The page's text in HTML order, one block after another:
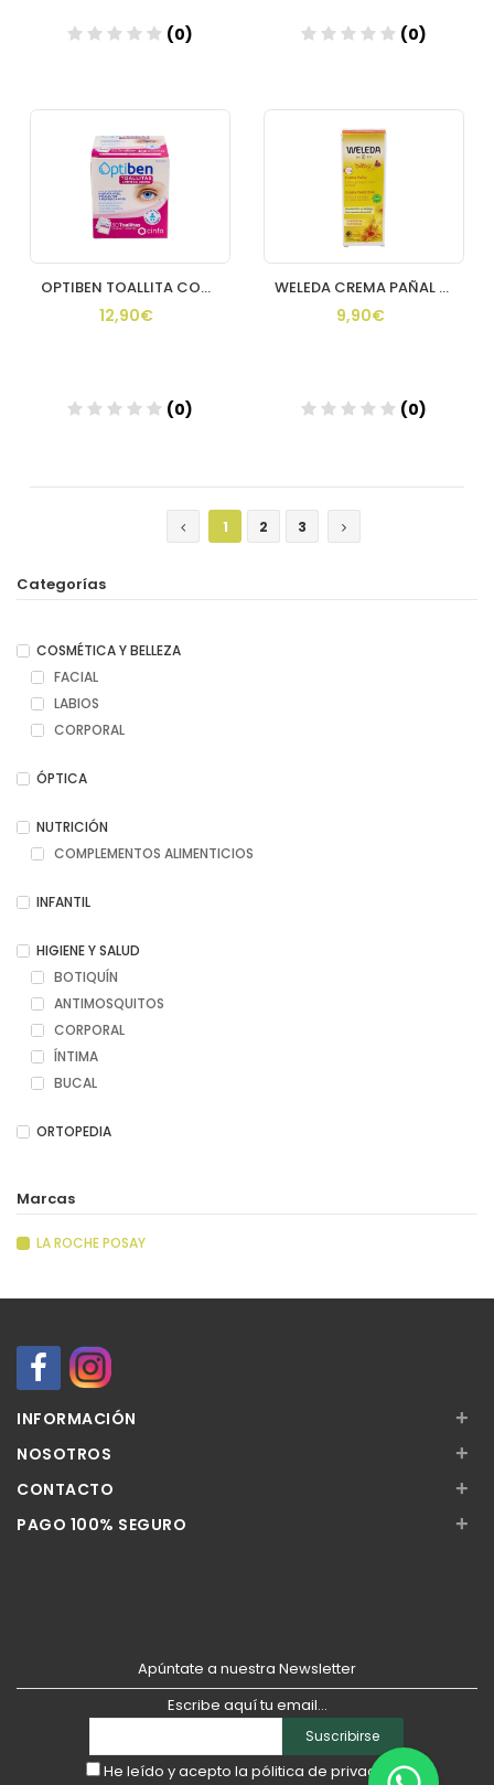
(0) (0)
OPTIBEN TOALLITA CON LOCION LIMPIADORA HIGIENE 30 UNIDADES
12,90€
(0)
WELEDA CREMA PAÑAL BEBE CALENDULA 1 TUBO 75 ML
9,90€
(0)
1 2 3
Categorías
COSMÉTICA Y BELLEZA
FACIAL
LABIOS
CORPORAL
ÓPTICA
NUTRICIÓN
COMPLEMENTOS ALIMENTICIOS
INFANTIL
HIGIENE Y SALUD
BOTIQUÍN
ANTIMOSQUITOS
CORPORAL
ÍNTIMA
BUCAL
ORTOPEDIA
Marcas
LA ROCHE POSAY
INFORMACIÓN +
NOSOTROS +
CONTACTO +
PAGO 100% SEGURO +
Apúntate a nuestra Newsletter
Escribe aquí tu email...
Suscribirse
He leído y acepto la pólitica de privacidad